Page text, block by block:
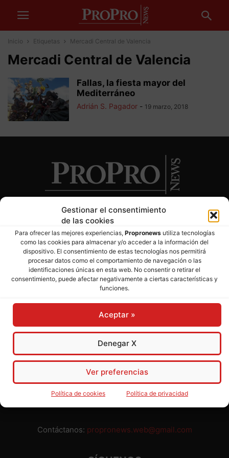
Gestionar el consentimiento
de las cookies
Para ofrecer las mejores experiencias, Propronewsutiliza tecnologías
como las cookies para almacenar y/o acceder a la información del
dispositivo. El consentimiento de estas tecnologías nos permitirá
procesar datos como el comportamiento de navegación o las
identificaciones únicas en esta web. No consentir o retirar el
consentimiento, puede afectar negativamente a ciertas características y
funciones.
Aceptar »
Denegar X
Ver preferencias
Política de cookies Política de privacidad
Inicio Etiquetas Mercadi Central de Valencia
Mercadi Central de Valencia
Fallas, la fiesta mayor del
Mediterráneo
Adrián S. Pagador - 19 marzo, 2018
SOBRE NOSOTROS
Director: José Mª Pagador- Subdirectora: Rosa Puch
José María Pagador Otero - Wikipedia
Para preservar nuestra independencia,
admite publicidad ni subvenciones o ayudas públicas o
privadas. Ninguno de nuestros directivos, redactores y
colaboradores percibe remuneración alguna. Realizamos
nuestro trabajo por amor al periodismo, a la verdad y a la
libertad y en solidaridad con la ciudadanía.
Usted puede colaborar con nosotros divulgando nuestro
periódico, compartiendo nuestros contenidos, sugiriendo temas
y comunicándonos cualquier injusticia o asunto de interés.
Contáctanos: propronews.web@gmail.com